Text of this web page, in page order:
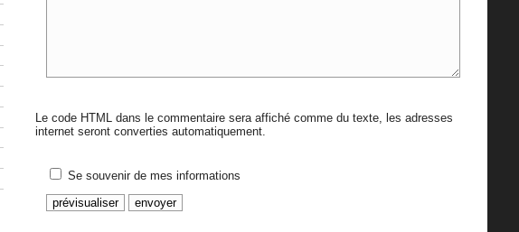
Le code HTML dans le commentaire sera affiché comme du texte, les adresses
internet seront converties automatiquement.
Se souvenir de mes informations